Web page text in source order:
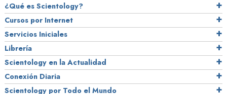
¿Qué es Scientology?
Cursos por Internet
Servicios Iniciales
Librería
Scientology en la Actualidad
Conexión Diaria
Scientology por Todo el Mundo